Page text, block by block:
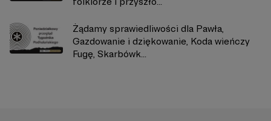
Żądamy sprawiedliwości dla Pawła,
Gazdowanie i dziękowanie, Koda wieńczy
Fugę, Skarbówk...